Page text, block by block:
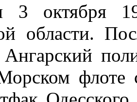
3 октября
области.